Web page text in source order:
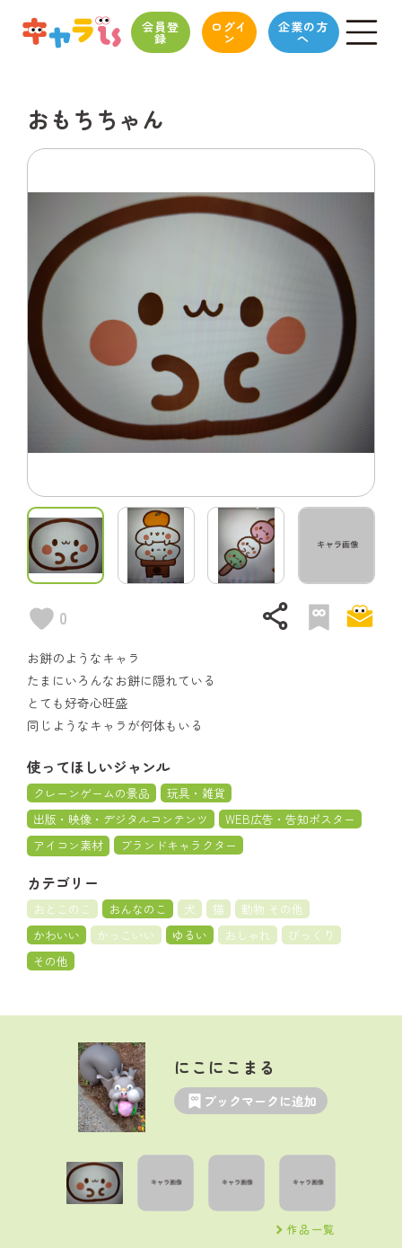
会員登
録
ログイ
ン
企業の方
へ
おもちちゃん
0 share
お餅のようなキャラ
たまにいろんなお餅に隠れている
とても好奇心旺盛
同じようなキャラが何体もいる
使ってほしいジャンル
クレーンゲームの景品
玩具・雑貨
出版・映像・デジタルコンテンツ
WEB広告・告知ポスター
アイコン素材
ブランドキャラクター
カテゴリー
おとこのこ おんなのこ 犬 猫
動物 その他
かわいい
かっこいい ゆるい おしゃれ
びっくり
その他
にこにこまる
ブックマークに追加
作品一覧